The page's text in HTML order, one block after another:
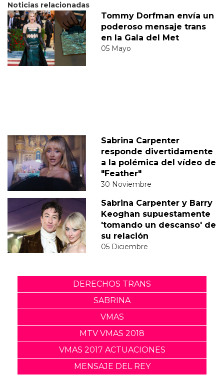
Noticias relacionadas
Tommy Dorfman envía un
poderoso mensaje trans
en la Gala del Met
05 Mayo
Sabrina Carpenter
responde divertidamente
a la polémica del vídeo de
"Feather"
30 Noviembre
Sabrina Carpenter y Barry
Keoghan supuestamente
'tomando un descanso' de
su relación
05 Diciembre
DERECHOS TRANS
SABRINA
VMAS
MTV VMAS 2018
VMAS 2017 ACTUACIONES
MENSAJE DEL REY